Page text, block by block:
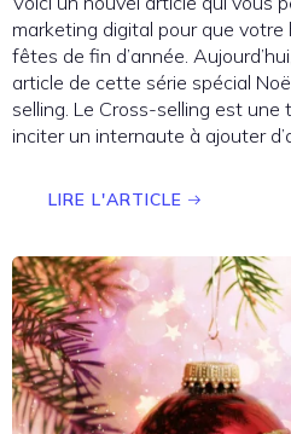
marketing digital pour que
fêtes de fin d’année.
article de cette série spécial
selling. Le Cross-selling est
inciter un internaute à ajouter
LIRE L'ARTICLE